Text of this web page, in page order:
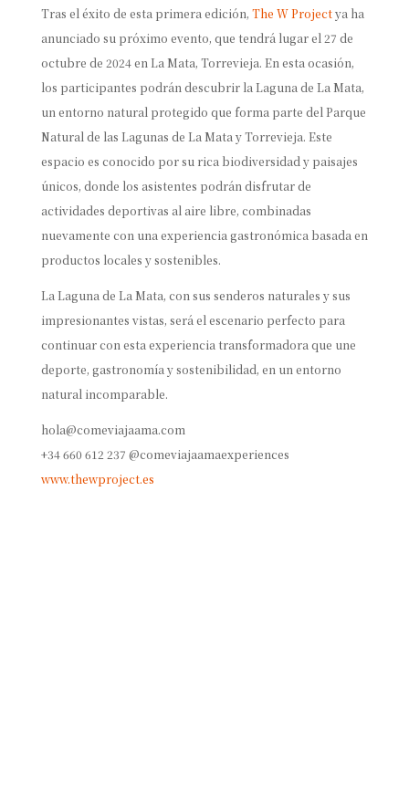
Tras el éxito de esta primera edición, The W Projectya ha
anunciado su próximo evento, que tendrá lugar el 27 de
octubre de 2024 en La Mata, Torrevieja. En esta ocasión,
los participantes podrán descubrir la Laguna de La Mata,
un entorno natural protegido que forma parte del Parque
Natural de las Lagunas de La Mata y Torrevieja. Este
espacio es conocido por su rica biodiversidad y paisajes
únicos, donde los asistentes podrán disfrutar de
actividades deportivas al aire libre, combinadas
nuevamente con una experiencia gastronómica basada en
productos locales y sostenibles.
La Laguna de La Mata, con sus senderos naturales y sus
impresionantes vistas, será el escenario perfecto para
continuar con esta experiencia transformadora que une
deporte, gastronomía y sostenibilidad, en un entorno
natural incomparable.
hola@comeviajaama.com
+34 660 612 237 @comeviajaamaexperiences
www.thewproject.es